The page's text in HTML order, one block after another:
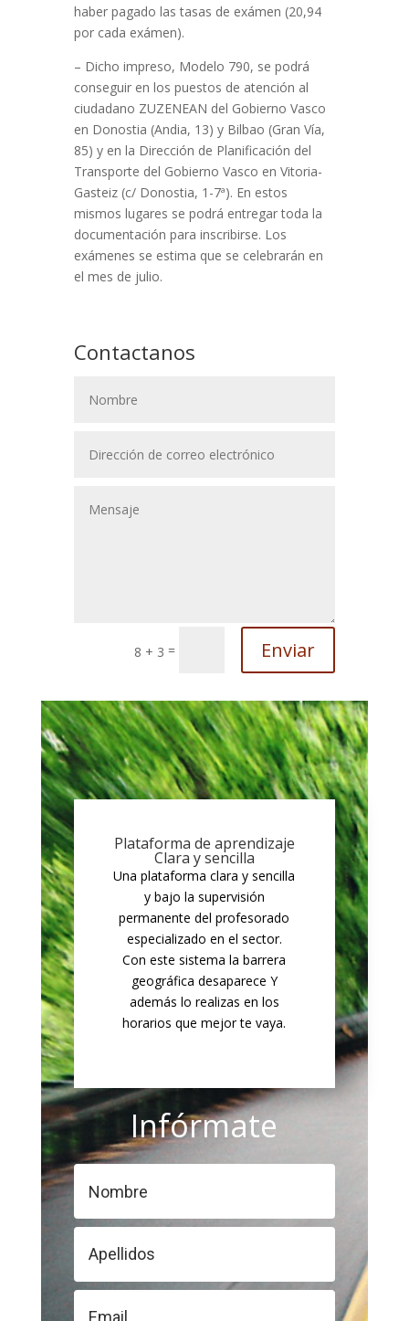
haber pagado las tasas de exámen (20,94
por cada exámen).
– Dicho impreso, Modelo 790, se podrá
conseguir en los puestos de atención al
ciudadano ZUZENEAN del Gobierno Vasco
en Donostia (Andia, 13) y Bilbao (Gran Vía,
85) y en la Dirección de Planificación del
Transporte del Gobierno Vasco en Vitoria-
Gasteiz (c/ Donostia, 1-7ª). En estos
mismos lugares se podrá entregar toda la
documentación para inscribirse. Los
exámenes se estima que se celebrarán en
el mes de julio.
Contactanos
8 + 3 = Enviar
Plataforma de aprendizaje
Clara y sencilla
Una plataforma clara y sencilla
y bajo la supervisión
permanente del profesorado
especializado en el sector.
Con este sistema la barrera
geográfica desaparece Y
además lo realizas en los
horarios que mejor te vaya.
Infórmate